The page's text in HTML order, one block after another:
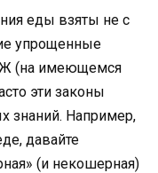
еды взяты не с
упрощенные
(на имеющемся
эти законы
знаний. Например,
давайте
(и некошерная)